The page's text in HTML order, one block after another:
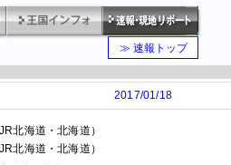
≫ 速報トップ
2017/01/18
北海道・北海道）
JR北海道・北海道）